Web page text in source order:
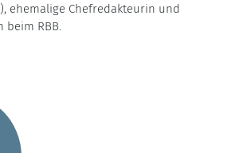
ehemalige Chefredakteurin und
beim RBB.